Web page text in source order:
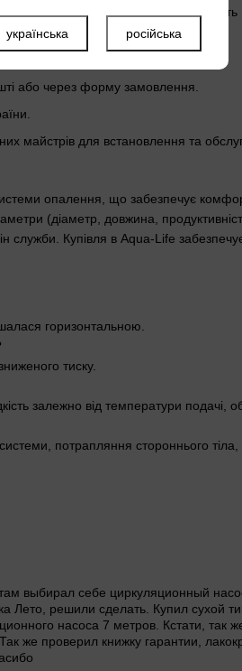
2 000 до 10 000 грн. Фахівці
або через форму замовлення.
майстрів для встановлення та
опалення, що забезпечує
(діаметр, довжина,
служби. Купівля в Aqua-Life
горизонтальною.
тиску.
залежно від температури подачі,
потрапляння стороннього
выбирал себе циркуляционный
Лето, решили сделать. Купил сухой
насоса 7 метров. Кстати, так
же проверил книжку гарантии,
українська російська